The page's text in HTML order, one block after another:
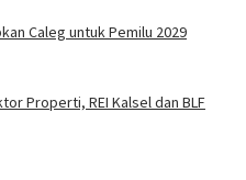
Caleg untuk Pemilu 2029
Properti, REI Kalsel dan BLF